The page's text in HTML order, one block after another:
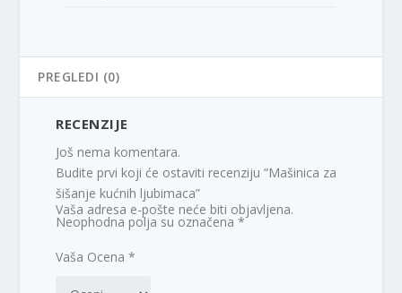
PREGLEDI (0)
RECENZIJE
Još nema komentara.
Budite prvi koji će ostaviti recenziju “Mašinica za
šišanje kućnih ljubimaca”
Vaša adresa e-pošte neće biti objavljena.
Neophodna polja su označena*
Vaša Ocena*